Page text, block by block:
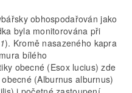
obhospodařován jako
byla monitorována při
). Kromě nasazeného kapra
bílého
obecné (Esox lucius) zde
(Alburnus alburnus)